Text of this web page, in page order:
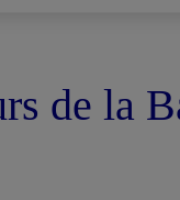
de la